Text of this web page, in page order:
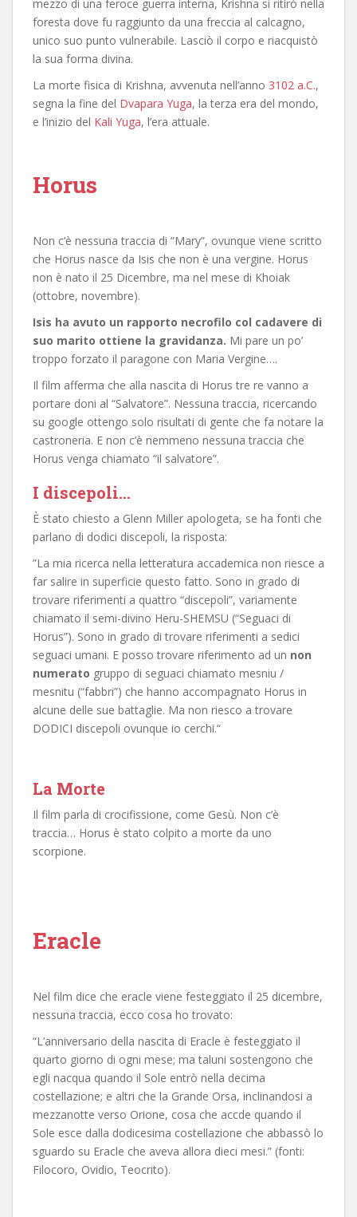
mezzo di una feroce guerra interna, Krishna si ritirò nella
foresta dove fu raggiunto da una freccia al calcagno,
unico suo punto vulnerabile. Lasciò il corpo e riacquistò
la sua forma divina.
La morte fisica di Krishna, avvenuta nell’anno 3102 a.C.,
segna la fine del Dvapara Yuga, la terza era del mondo,
e l’inizio del Kali Yuga, l’era attuale.
Horus
Non c’è nessuna traccia di “Mary”, ovunque viene scritto
che Horus nasce da Isis che non è una vergine. Horus
non è nato il 25 Dicembre, ma nel mese di Khoiak
(ottobre, novembre).
Isis ha avuto un rapporto necrofilo col cadavere di
suo marito ottiene la gravidanza. Mi pare un po’
troppo forzato il paragone con Maria Vergine….
Il film afferma che alla nascita di Horus tre re vanno a
portare doni al “Salvatore”. Nessuna traccia, ricercando
su google ottengo solo risultati di gente che fa notare la
castroneria. E non c’è nemmeno nessuna traccia che
Horus venga chiamato “il salvatore”.
I discepoli…
È stato chiesto a Glenn Miller apologeta, se ha fonti che
parlano di dodici discepoli, la risposta:
”La mia ricerca nella letteratura accademica non riesce a
far salire in superficie questo fatto. Sono in grado di
trovare riferimenti a quattro “discepoli”, variamente
chiamato il semi-divino Heru-SHEMSU (“Seguaci di
Horus”). Sono in grado di trovare riferimenti a sedici
seguaci umani. E posso trovare riferimento ad un non
numerato gruppo di seguaci chiamato mesniu /
mesnitu (“fabbri”) che hanno accompagnato Horus in
alcune delle sue battaglie. Ma non riesco a trovare
DODICI discepoli ovunque io cerchi.“
La Morte
Il film parla di crocifissione, come Gesù. Non c’è
traccia… Horus è stato colpito a morte da uno
scorpione.
Eracle
Nel film dice che eracle viene festeggiato il 25 dicembre,
nessuna traccia, ecco cosa ho trovato:
“L’anniversario della nascita di Eracle è festeggiato il
quarto giorno di ogni mese; ma taluni sostengono che
egli nacqua quando il Sole entrò nella decima
costellazione; e altri che la Grande Orsa, inclinandosi a
mezzanotte verso Orione, cosa che accde quando il
Sole esce dalla dodicesima costellazione che abbassò lo
sguardo su Eracle che aveva allora dieci mesi.” (fonti:
Filocoro, Ovidio, Teocrito).